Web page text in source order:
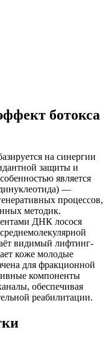
ботокса
на синергии
защиты и
является
—
процессов,
методик.
ДНК лосося
видимый лифтинг-
коже молодые
для фракционной
компоненты
обеспечивая
реабилитации.